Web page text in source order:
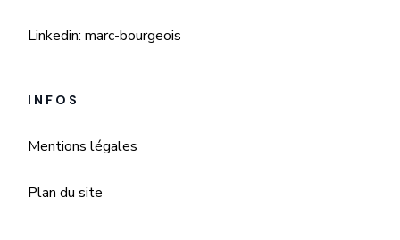
Linkedin: marc-bourgeois
INFOS
Mentions légales
Plan du site